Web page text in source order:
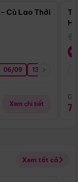
- Cù Lao Thới
06/09 13/09
Xem chi tiết
Xem tất cả
Điểm nổi bật